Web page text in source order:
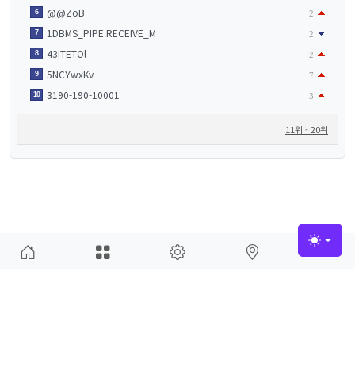
6 @@ZoB 2
7 1DBMS_PIPE.RECEIVE_M 2
8 43ITETOl 2
9 5NCYwxKv 7
10 3190-190-10001 3
11위 - 20위